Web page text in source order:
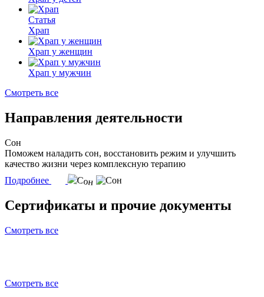
Статья
Храп
Храп у женщин
Храп у мужчин
Смотреть все
Направления деятельности
Сон
Поможем наладить сон, восстановить режим и улучшить
качество жизни через комплексную терапию
Подробнее
Сертификаты и прочие документы
Смотреть все
Смотреть все